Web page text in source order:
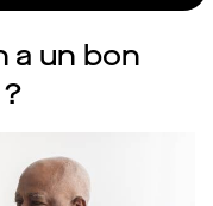
a un bon